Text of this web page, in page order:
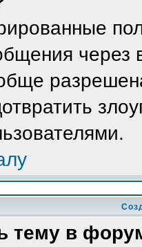
через
тему в